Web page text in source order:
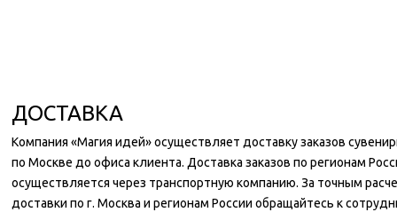
ДОСТАВКА
Компания «Магия идей» осуществляет доставку заказов
по Москве до офиса клиента. Доставка заказов по регионам
осуществляется через транспортную компанию. За точным
доставки по г. Москва и регионам России обращайтесь к